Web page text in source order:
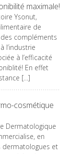
maximale!
Ysonut,
de
compléments
l’industrie
à l’efficacité
En effet
[…]
cosmétique
Dermatologique
en
dermatologues et